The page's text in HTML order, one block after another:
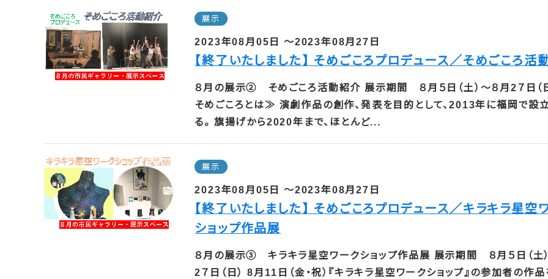
展示
2023年08月05日 ～2023年08月27日
【終了いたしました】 そめごころプロデュース／そめごころ活
８月の展示② そめごころ活動紹介 展示期間 ８月５日（土）～８月2７日（
そめごころとは≫ 演劇作品の創作、発表を目的として、2013年に福岡で設
る。 旗揚げから2020年まで、ほとんど...
展示
2023年08月05日 ～2023年08月27日
【終了いたしました】 そめごころプロデュース／キラキラ星空
ショップ作品展
８月の展示③ キラキラ星空ワークショップ作品展 展示期間 ８月５日（土）
2７日（日） 8月11日（金・祝）『キラキラ星空ワークショップ』の参加者の作